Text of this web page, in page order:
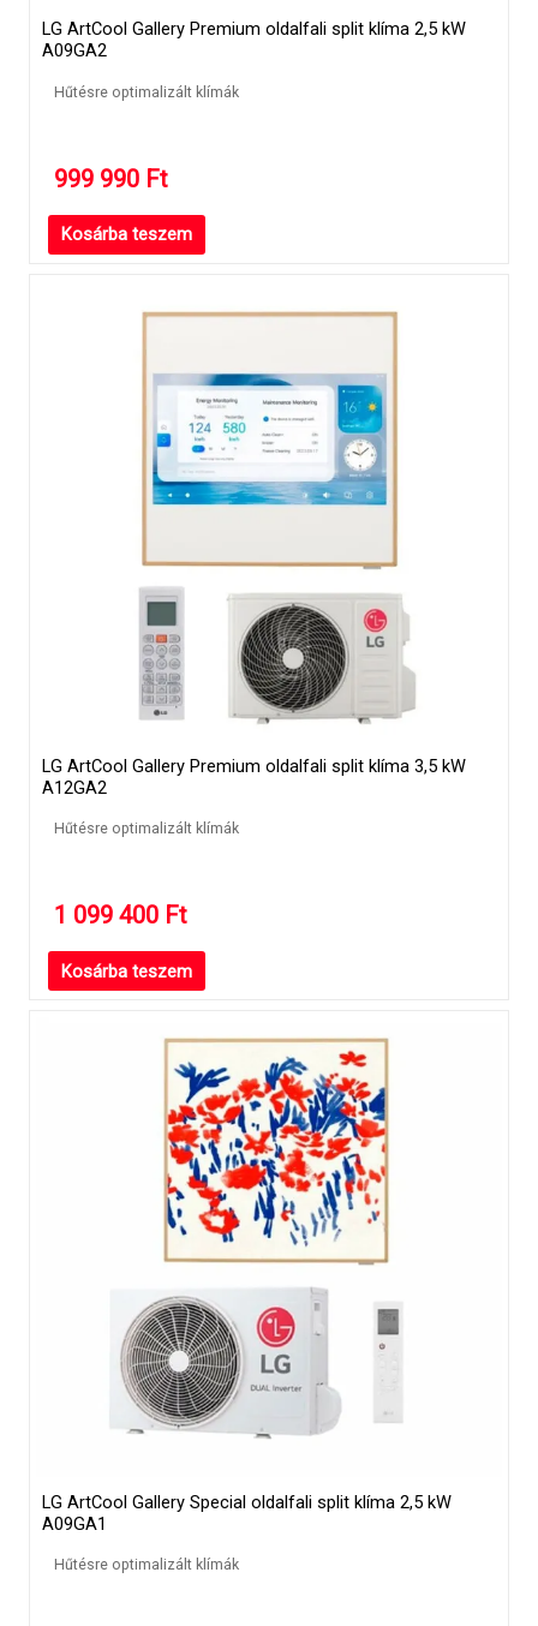
LG ArtCool Gallery Premium oldalfali split klíma 2,5 kW
A09GA2
Hűtésre optimalizált klímák
999 990 Ft
Kosárba teszem
LG ArtCool Gallery Premium oldalfali split klíma 3,5 kW
A12GA2
Hűtésre optimalizált klímák
1 099 400 Ft
Kosárba teszem
LG ArtCool Gallery Special oldalfali split klíma 2,5 kW
A09GA1
Hűtésre optimalizált klímák